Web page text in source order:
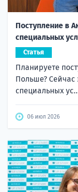
Поступление в
специальных
Статья
Планируете
Польше? Сейчас
специальных
06 июл 2026